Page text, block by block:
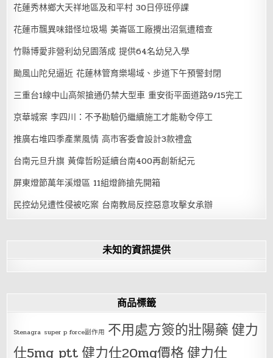
花蓮秀林鄉大天祥地區及和平村 30日停班停課
花蓮市飄異味錯怪垃圾場 美崙區工廠攪出沼氣遭稽查
竹縣博愛非營利幼兒園落成 提供64名幼兒入學
颱風山陀兒逼近 花蓮林管育樂場域、步道下午預警封閉
三重台1線中山高架搶通仍禁大型車 重安街平面道路9/15完工
京華城案 李四川：不予勘驗仍繼續施工才能勒令停工
推廣右堆四季產業風情 高市客委會設計3款禮盒
台南元旦升旗 黃偉哲盼延續台南400再創新紀元
屏東燈節萬年溪燈區 11組燈飾搶先開箱
民控幼兒遭性侵被吃案 台南教局反控惡意攻擊女承辦
未知的資訊提供
商品標籤
Stenagra super p force副作用 不用處方簽的壯陽藥健力
仕5mg ptt健力仕20mg價格健力仕